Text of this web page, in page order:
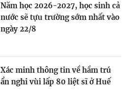
Năm học 2026-2027, học sinh cả
nước sẽ tựu trường sớm nhất vào
ngày 22/8
Xác minh thông tin về hầm trú
ẩn nghi vùi lấp 80 liệt sĩ ở Huế